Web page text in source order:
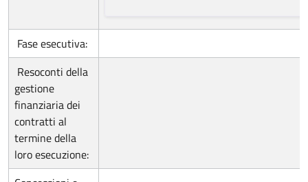
Fase esecutiva:
Resoconti della
gestione
finanziaria dei
contratti al
termine della
loro esecuzione: